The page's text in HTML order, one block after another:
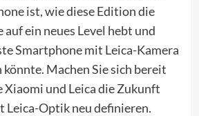
ist, wie diese Edition die
ein neues Level hebt und
Smartphone mit Leica-Kamera
könnte. Machen Sie sich bereit
Xiaomi und Leica die Zukunft
Leica-Optik neu definieren.